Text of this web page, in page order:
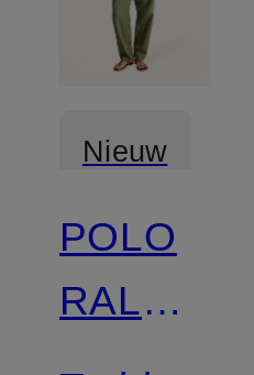
Nieuw
POLO
RALPH
LAUREN